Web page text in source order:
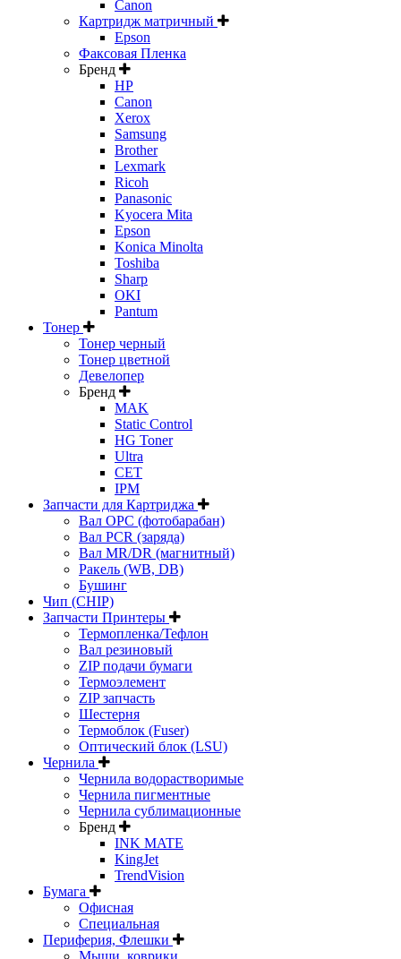
Canon
Картридж матричный
Epson
Факсовая Пленка
Бренд
HP
Canon
Xerox
Samsung
Brother
Lexmark
Ricoh
Panasonic
Kyocera Mita
Epson
Konica Minolta
Toshiba
Sharp
OKI
Pantum
Тонер
Тонер черный
Тонер цветной
Девелопер
Бренд
MAK
Static Control
HG Toner
Ultra
CET
IPM
Запчасти для Картриджа
Вал OPC (фотобарабан)
Вал PCR (заряда)
Вал MR/DR (магнитный)
Ракель (WB, DB)
Бушинг
Чип (CHIP)
Запчасти Принтеры
Термопленка/Тефлон
Вал резиновый
ZIP подачи бумаги
Термоэлемент
ZIP запчасть
Шестерня
Термоблок (Fuser)
Оптический блок (LSU)
Чернила
Чернила водорастворимые
Чернила пигментные
Чернила сублимационные
Бренд
INK MATE
KingJet
TrendVision
Бумага
Офисная
Специальная
Периферия, Флешки
Мыши, коврики